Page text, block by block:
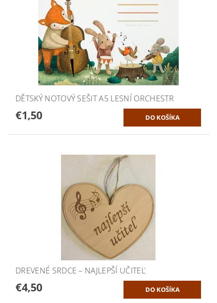
DĚTSKÝ NOTOVÝ SEŠIT A5 LESNÍ ORCHESTR
€1,50
DREVENÉ SRDCE – NAJLEPŠÍ UČITEĽ
€4,50